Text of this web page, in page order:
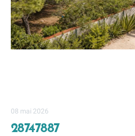
08 mai 2026
28747887